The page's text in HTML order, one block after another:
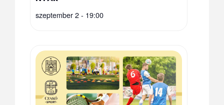
szeptember 2 - 19:00